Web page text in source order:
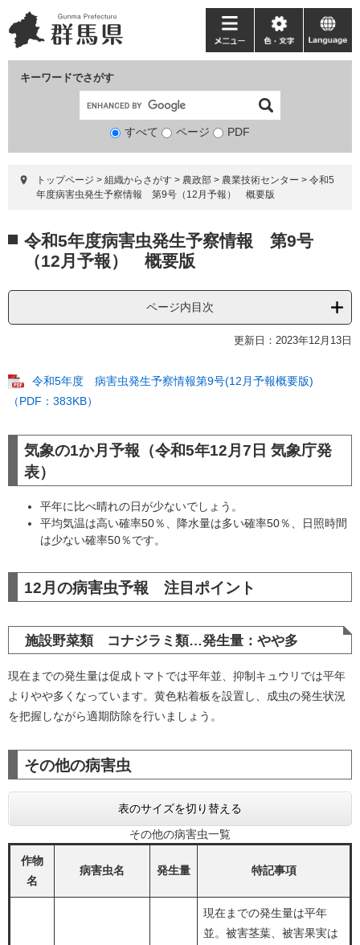
ー
ジ
ニ
ュ
て
キーワードでさがす
検
象
すべて ページ PDF
メ
ニ
ー
色・
文
language
トップページ > 組織からさがす > 農政部 > 農業技術センター > 令和5
年度病害虫発生予察情報 第9号（12月予報） 概要版
文 令和5年度病害虫発生予察情報 第9号
（12月予報） 概要版
ページ内目次
更新日：2023年12月13日
令和5年度 病害虫発生予察情報第9号(12月予報概要版)
（PDF：383KB）
気象の1か月予報（令和5年12月7日 気象庁発
表）
平年に比べ晴れの日が少ないでしょう。
平均気温は高い確率50％、降水量は多い確率50％、日照時間
は少ない確率50％です。
12月の病害虫予報 注目ポイント
施設野菜類 コナジラミ類…発生量：やや多
現在までの発生量は促成トマトでは平年並、抑制キュウリでは平年
よりやや多くなっています。黄色粘着板を設置し、成虫の発生状況
を把握しながら適期防除を行いましょう。
その他の病害虫
表のサイズを切り替える
その他の病害虫一覧
作物
名
病害虫名 発生量 特記事項
現在までの発生量は平年
並。被害茎葉、被害果実は